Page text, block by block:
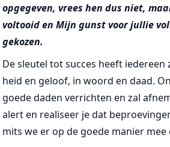
opgegeven, vrees hen dus niet,
voltooid en Mijn gunst voor jullie
gekozen.
De sleutel tot succes heeft
heid en geloof, in woord en daad.
goede daden verrichten en zal
alert en realiseer je dat
mits we er op de goede manier mee